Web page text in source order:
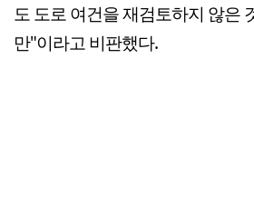
도 도로 여건을 재검토하지 않은
만"이라고 비판했다.